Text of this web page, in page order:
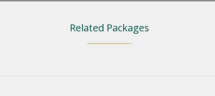
Related Packages